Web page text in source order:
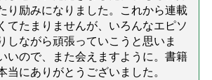
り励みになりました。これから連載
てたまりませんが、いろんなエピソ
しながら頑張っていこうと思いま
いので、また会えますように。書籍
当にありがとうございました。